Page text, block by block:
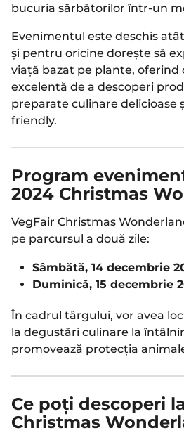
bucuria sărbătorilor într-un
Evenimentul este deschis
și pentru oricine dorește să
viață bazat pe plante,
excelentă de a descoperi
preparate culinare delicioase
friendly.
Program
2024 Christmas
VegFair Christmas
pe parcursul a două zile:
Sâmbătă, 14 decembrie
Duminică, 15 decembrie
În cadrul târgului, vor avea
la degustări culinare la
promovează protecția
Ce poți descoperi
Christmas